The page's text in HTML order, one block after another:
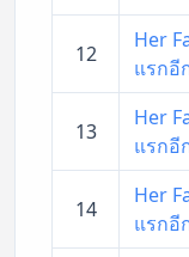
12
Her
แรกอี
13
Her
แรกอี
14
Her
แรกอี